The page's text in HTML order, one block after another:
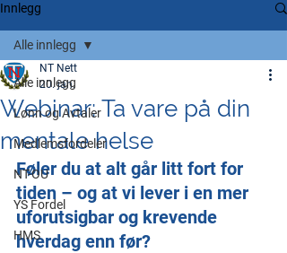
Innlegg
Alle innlegg
Lønn og Avtaler
Medlemsfordeler
NT-OU
YS Fordel
HMS
Alle innlegg
Webinar: Ta vare på din
mentale helse
NT Nett
20. jan.
Føler du at alt går litt fort for
tiden – og at vi lever i en mer
uforutsigbar og krevende
hverdag enn før?